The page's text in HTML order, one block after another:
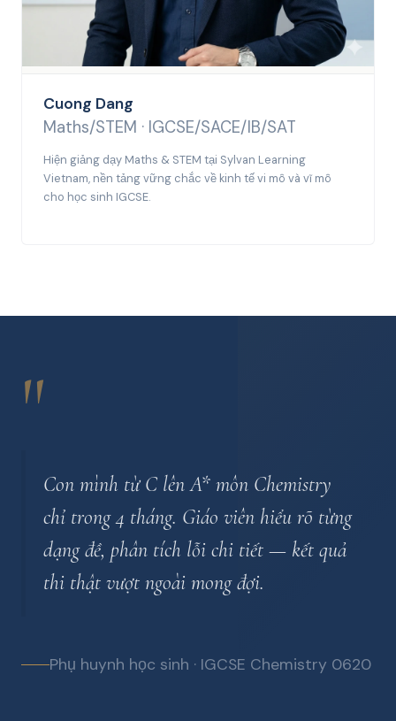
Cuong Dang
Maths/STEM · IGCSE/SACE/IB/SAT
Hiện giảng dạy Maths & STEM tại Sylvan Learning
Vietnam, nền tảng vững chắc về kinh tế vi mô và vĩ mô
cho học sinh IGCSE.
"
Con mình từ C lên A* môn Chemistry
chỉ trong 4 tháng. Giáo viên hiểu rõ từng
dạng đề, phân tích lỗi chi tiết — kết quả
thi thật vượt ngoài mong đợi.
Phụ huynh học sinh · IGCSE Chemistry 0620